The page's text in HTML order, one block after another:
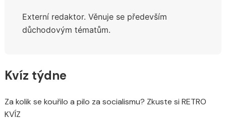
Externí redaktor. Věnuje se především
důchodovým tématům.
Kvíz týdne
Za kolik se kouřilo a pilo za socialismu? Zkuste si RETRO
KVÍZ